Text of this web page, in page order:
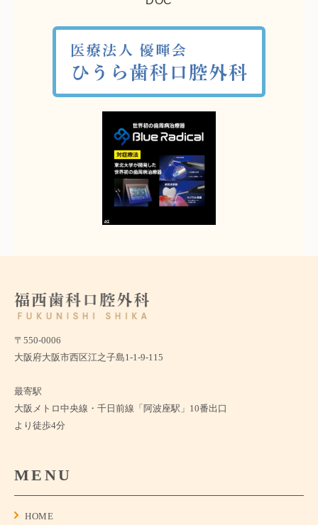
〒550-0006
大阪府大阪市西区江之子島1-1-9-115
最寄駅
大阪メトロ中央線・千日前線「阿波座駅」10番出口
より徒歩4分
MENU
HOME